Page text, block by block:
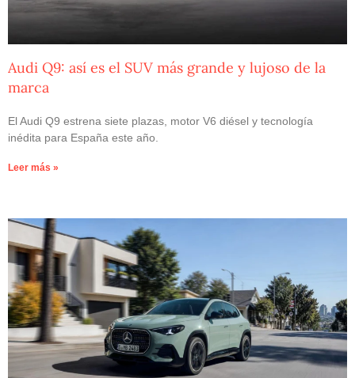
Audi Q9: así es el SUV más grande y lujoso de la
marca
El Audi Q9 estrena siete plazas, motor V6 diésel y tecnología
inédita para España este año.
Leer más »